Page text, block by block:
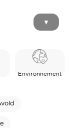
▼
Environnement